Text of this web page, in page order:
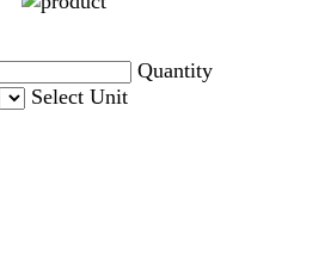
Quantity
Select Unit